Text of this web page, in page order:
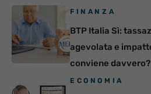
FINANZA
BTP Italia Sì:
agevolata e
conviene davvero?
ECONOMIA